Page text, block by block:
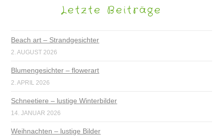
Letzte Beiträge
Beach art – Strandgesichter
2. AUGUST 2026
Blumengesichter – flowerart
2. APRIL 2026
Schneetiere – lustige Winterbilder
14. JANUAR 2026
Weihnachten – lustige Bilder